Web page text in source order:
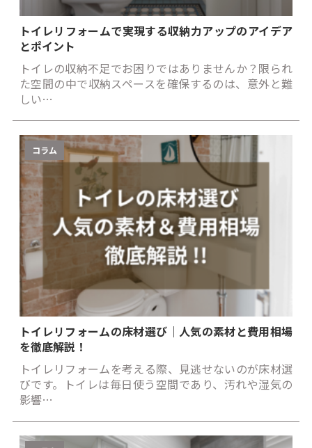
トイレリフォームで実現する収納力アップのアイデア
とポイント
トイレの収納不足でお困りではありませんか？限られ
た空間の中で収納スペースを確保するのは、意外と難
しい…
コラム
トイレリフォームの床材選び｜人気の素材と費用相場
を徹底解説！
トイレリフォームを考える際、見逃せないのが床材選
びです。トイレは毎日使う空間であり、汚れや湿気の
影響…